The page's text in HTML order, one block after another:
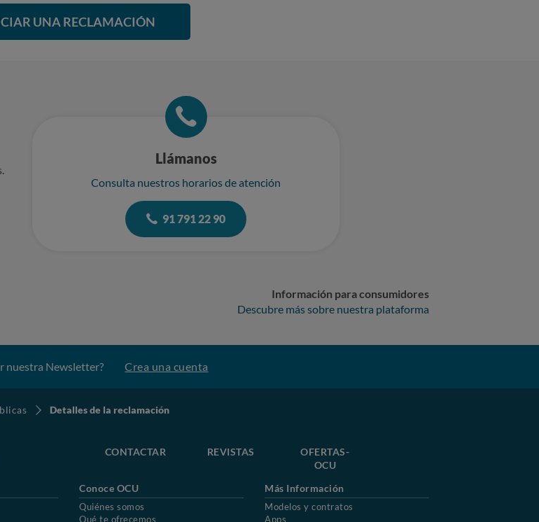
UNA RECLAMACIÓN
Llámanos
Consulta nuestros horarios de atención
91 791 22 90
Información para consumidores
Descubre más sobre nuestra plataforma
nuestra Newsletter? Crea una cuenta
Detalles de la reclamación
CONTACTAR REVISTAS
OFERTAS-
OCU
Conoce OCU
Quiénes somos
Qué te ofrecemos
Más Información
Modelos y contratos
Apps